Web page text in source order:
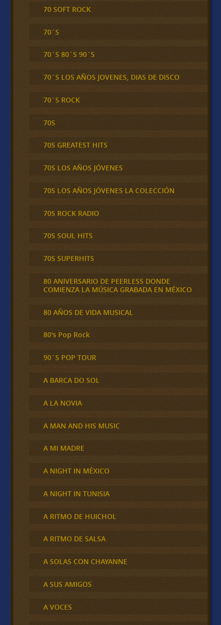
70 SOFT ROCK
70´S
70´S 80´S 90´S
70´S LOS AÑOS JOVENES, DIAS DE DISCO
70´S ROCK
70S
70S GREATEST HITS
70S LOS AÑOS JÓVENES
70S LOS AÑOS JÓVENES LA COLECCIÓN
70S ROCK RADIO
70S SOUL HITS
70S SUPERHITS
80 ANIVERSARIO DE PEERLESS DONDE
COMIENZA LA MÚSICA GRABADA EN MÉXICO
80 AÑOS DE VIDA MUSICAL
80's Pop Rock
90´S POP TOUR
A BARCA DO SOL
A LA NOVIA
A MAN AND HIS MUSIC
A MI MADRE
A NIGHT IN MÉXICO
A NIGHT IN TUNISIA
A RITMO DE HUICHOL
A RITMO DE SALSA
A SOLAS CON CHAYANNE
A SUS AMIGOS
A VOCES